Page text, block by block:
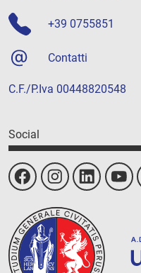
+39 0755851
Contatti
C.F./P.Iva 00448820548
Social